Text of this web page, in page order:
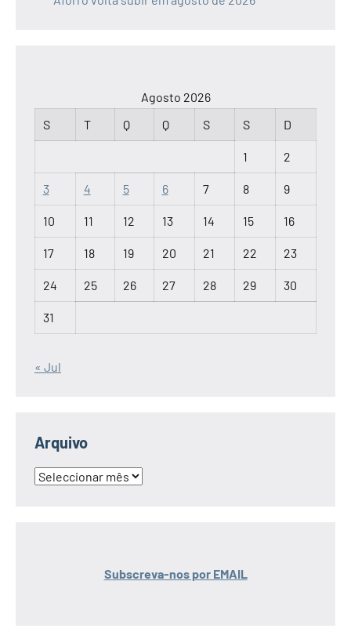
Agosto 2026
S
T Q Q S S D
1 2
3 4 5 6 7 8 9
10 11 12 13 14 15 16
17 18 19 20 21 22 23
24 25 26 27 28 29 30
31
« Jul
Arquivo
Arquivo
Subscreva-nos por EMAIL